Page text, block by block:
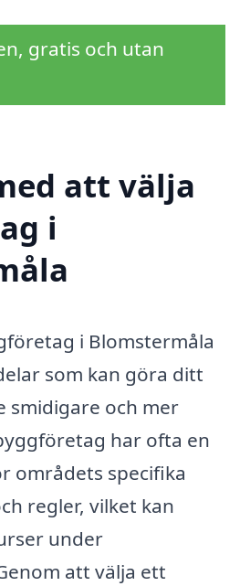
gratis och utan
att välja
i
i Blomstermåla
som kan göra ditt
smidigare och mer
har ofta en
områdets specifika
regler, vilket kan
under
att välja ett